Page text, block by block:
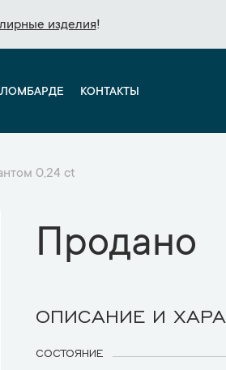
изделия!
изделия!
КОНТАКТЫ
0,24 ct
Продано
ОПИСАНИЕ И
СОСТОЯНИЕ